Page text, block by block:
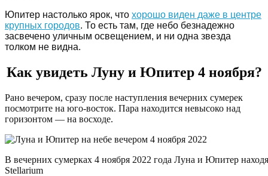
Юпитер настолько ярок, что хорошо виден даже в центре
крупных городов. То есть там, где небо безнадежно
засвечено уличным освещением, и ни одна звезда
толком не видна.
Как увидеть Луну и Юпитер 4 ноября?
Рано вечером, сразу после наступления вечерних сумерек
посмотрите на юго-восток. Пара находится невысоко над
горизонтом — на восходе.
В вечерних сумерках 4 ноября 2022 года Луна и Юпитер
Stellarium